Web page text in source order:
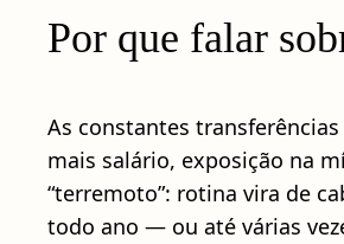
Por que falar
As constantes
mais salário, exposição na
“terremoto”: rotina vira de
todo ano — ou até várias